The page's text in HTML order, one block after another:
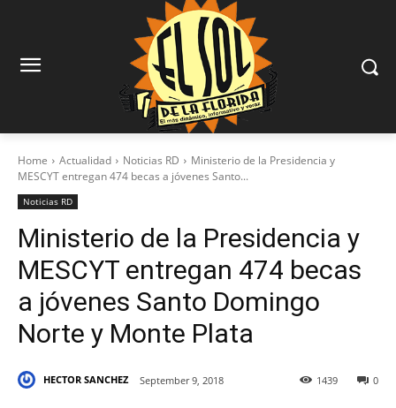
Home Actualidad Noticias RD
Ministerio de la Presidencia y
MESCYT entregan 474 becas a jóvenes Santo...
Noticias RD
Ministerio de la Presidencia y
MESCYT entregan 474 becas
a jóvenes Santo Domingo
Norte y Monte Plata
HECTOR SANCHEZ September 9, 2018 0
1439